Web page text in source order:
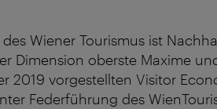
Wiener Tourismus ist
Dimension oberste Maxime
2019 vorgestellten Visitor
Federführung des